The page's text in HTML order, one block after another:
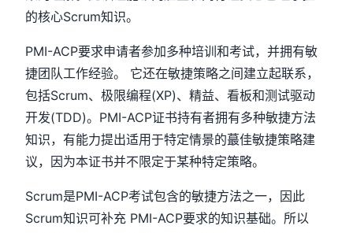
的核心Scrum知识。
PMI-ACP要求申请者参加多种培训和考试，并拥有敏
捷团队工作经验。 它还在敏捷策略之间建立起联系，
包括Scrum、极限编程(XP)、精益、看板和测试驱动
开发(TDD)。PMI-ACP证书持有者拥有多种敏捷方法
知识，有能力提出适用于特定情景的蕞佳敏捷策略建
议，因为本证书并不限定于某种特定策略。
Scrum是PMI-ACP考试包含的敏捷方法之一，因此
Scrum知识可补充 PMI-ACP要求的知识基础。所以